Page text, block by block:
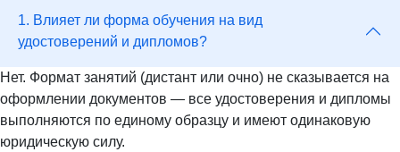
1. Влияет ли форма обучения на вид
удостоверений и дипломов?
Нет. Формат занятий (дистант или очно) не сказывается на
оформлении документов — все удостоверения и дипломы
выполняются по единому образцу и имеют одинаковую
юридическую силу.